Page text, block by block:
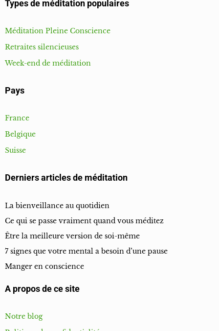
Types de méditation populaires
Méditation Pleine Conscience
Retraites silencieuses
Week-end de méditation
Pays
France
Belgique
Suisse
Derniers articles de méditation
La bienveillance au quotidien
Ce qui se passe vraiment quand vous méditez
Être la meilleure version de soi-même
7 signes que votre mental a besoin d’une pause
Manger en conscience
A propos de ce site
Notre blog